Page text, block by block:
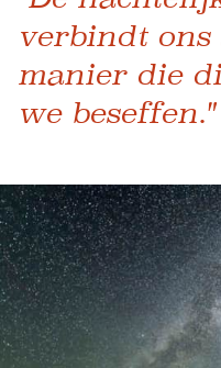
verbindt ons
manier die
we beseffen."